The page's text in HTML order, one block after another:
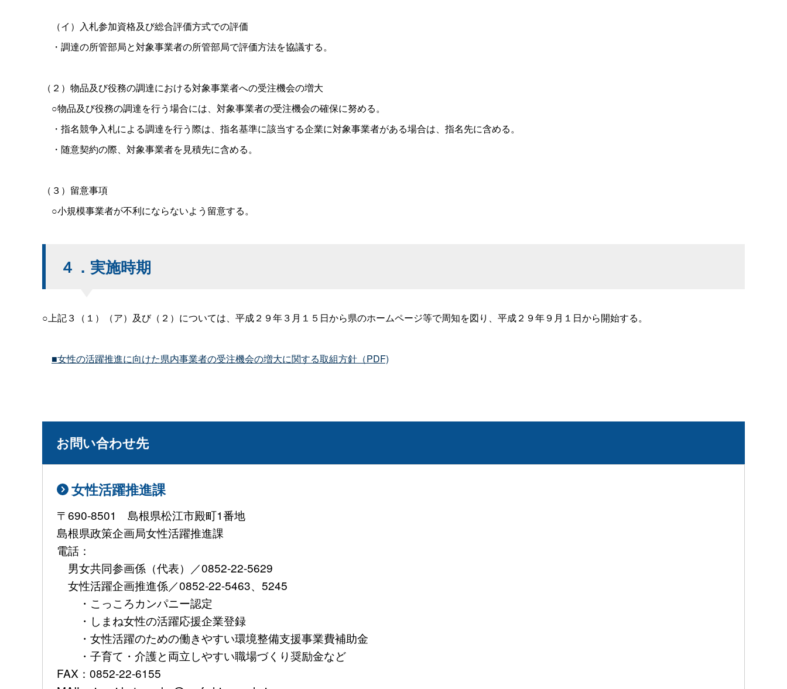
（イ）入札参加資格及び総合評価方式での評価
・調達の所管部局と対象事業者の所管部局で評価方法を協議する。
（２）物品及び役務の調達における対象事業者への受注機会の増大
○物品及び役務の調達を行う場合には、対象事業者の受注機会の確保に努める。
・指名競争入札による調達を行う際は、指名基準に該当する企業に対象事業者がある場合は、指名先に含める。
・随意契約の際、対象事業者を見積先に含める。
（３）留意事項
○小規模事業者が不利にならないよう留意する。
４．実施時期
○上記３（１）（ア）及び（２）については、平成２９年３月１５日から県のホームページ等で周知を図り、平成２９年９月１日から開始する。
■女性の活躍推進に向けた県内事業者の受注機会の増大に関する取組方針（PDF)
お問い合わせ先
女性活躍推進課
〒690-8501 島根県松江市殿町1番地
島根県政策企画局女性活躍推進課
電話：
男女共同参画係（代表）／0852-22-5629
女性活躍企画推進係／0852-22-5463、5245
・こっころカンパニー認定
・しまね女性の活躍応援企業登録
・女性活躍のための働きやすい環境整備支援事業費補助金
・子育て・介護と両立しやすい職場づくり奨励金など
FAX：0852-22-6155